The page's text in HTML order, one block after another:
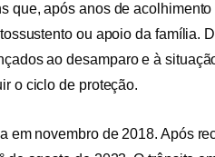
que, após anos de
ou apoio da família.
ao desamparo e à
o ciclo de proteção.
em novembro de 2018. Após